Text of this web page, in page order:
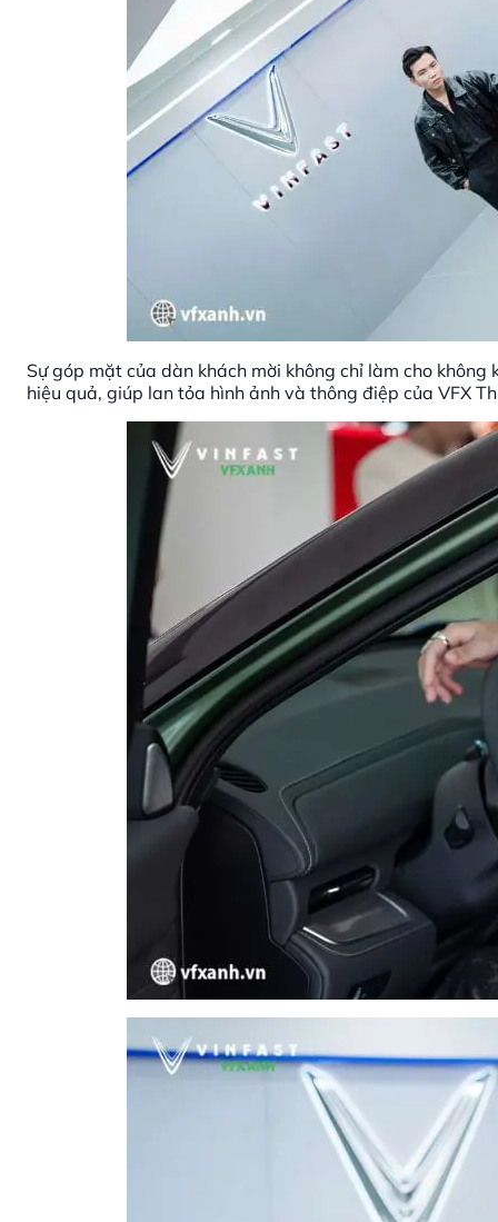
Sự góp mặt của dàn khách mời không chỉ làm cho
hiệu quả, giúp lan tỏa hình ảnh và thông điệp của VFX